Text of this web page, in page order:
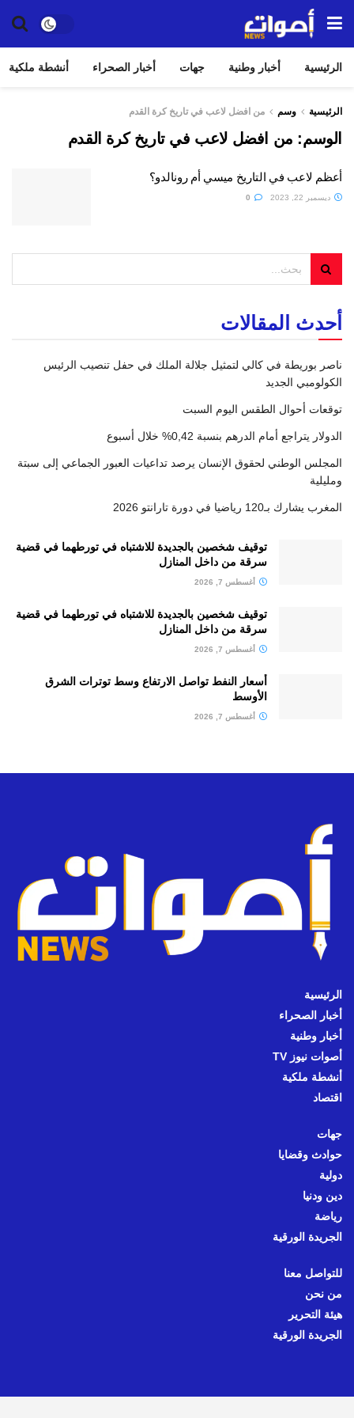
الرئيسية أخبار وطنية جهات أخبار الصحراء أنشطة ملكية
الرئيسية وسم من افضل لاعب في تاريخ كرة القدم
الوسم: من افضل لاعب في تاريخ كرة القدم
أعظم لاعب في التاريخ ميسي أم رونالدو؟
ديسمبر 22, 2023
أحدث المقالات
ناصر بوريطة في كالي لتمثيل جلالة الملك في حفل تنصيب الرئيس
الكولومبي الجديد
توقعات أحوال الطقس اليوم السبت
الدولار يتراجع أمام الدرهم بنسبة 0,42% خلال أسبوع
المجلس الوطني لحقوق الإنسان يرصد تداعيات العبور الجماعي إلى سبتة
ومليلية
المغرب يشارك بـ120 رياضيا في دورة تارانتو 2026
توقيف شخصين بالجديدة للاشتباه في تورطهما في قضية
سرقة من داخل المنازل
أغسطس 7, 2026
توقيف شخصين بالجديدة للاشتباه في تورطهما في قضية
سرقة من داخل المنازل
أغسطس 7, 2026
أسعار النفط تواصل الارتفاع وسط توترات الشرق
الأوسط
أغسطس 7, 2026
الرئيسية
أخبار الصحراء
أخبار وطنية
أصوات نيوز TV
أنشطة ملكية
اقتصاد
جهات
حوادث وقضايا
دولية
دين ودنيا
رياضة
الجريدة الورقية
للتواصل معنا
من نحن
هيئة التحرير
الجريدة الورقية